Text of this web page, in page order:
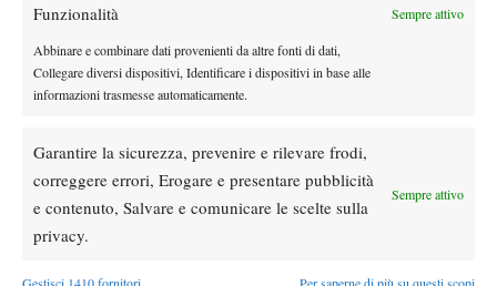
Funzionalità Sempre attivo
Abbinare e combinare dati provenienti da altre fonti di dati,
Collegare diversi dispositivi, Identificare i dispositivi in base alle
informazioni trasmesse automaticamente.
Garantire la sicurezza, prevenire e rilevare frodi,
correggere errori, Erogare e presentare pubblicità
e contenuto, Salvare e comunicare le scelte sulla
privacy.
Sempre attivo
Gestisci 1410 fornitori Per saperne di più su questi scopi
costi di vitto e alloggio sono enormi ed è impossibile finire in
attivo, senza considerare che il vincitore è uno solo e tutti gli altri
guadagnano ancora meno! La soluzione si può trovare solo
dall’alto, soltanto se chi vive in una situazione agiata decide di
maggioranza di giocatori fuori dai primi 200 del mondo può solo
lamentarsi, ma alla fine è costretta ad accettare le decisioni
altrui…
Sei stato numero 1 al mondo a livello Juniores: questo ha